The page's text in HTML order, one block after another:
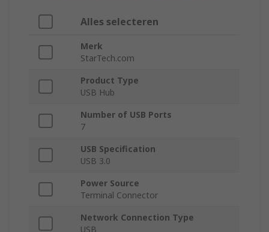
Alles selecteren
Merk
StarTech.com
Product Type
USB Hub
Number of USB Ports
7
USB Specification
USB 3.0
Power Source
Terminal Connector
Network Connection Type
USB